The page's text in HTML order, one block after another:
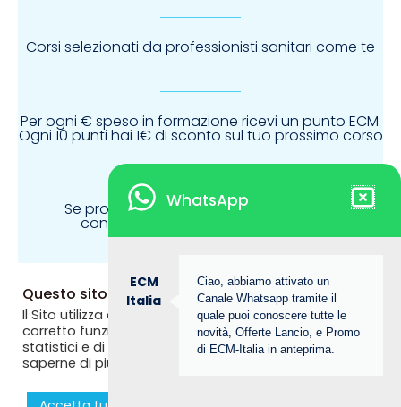
Corsi selezionati da professionisti sanitari come te
Ogni 10 punti hai 1€ di sconto sul tuo prossimo corso
con il nostro sistema di affiliazione
© Copyright 2025, The Bridge MED srl. ECM ITALIA è un
Questo sito web utilizza i cookie
Il Sito utilizza alcuni cookie tecnici necessari per il
corretto funzionamento dello stesso, nonché cookie
statistici e di profilazione anche di terze parti. Se vuoi
saperne di più consulta la
WhatsApp
Ciao, abbiamo attivato un
Canale Whatsapp tramite il
quale puoi conoscere tutte le
novità, Offerte Lancio, e Promo
di ECM-Italia in anteprima.
ECM
Italia